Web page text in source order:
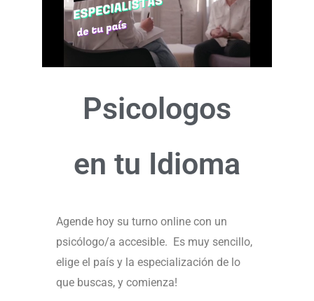
Psicologos
en tu Idioma
Agende hoy su turno online con un
psicólogo/a accesible. Es muy sencillo,
elige el país y la especialización de lo
que buscas, y comienza!